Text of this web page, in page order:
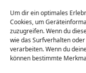
Um dir ein optimales
Cookies, um
zuzugreifen. Wenn du
wie das Surfverhalten
verarbeiten. Wenn du
können bestimmte
Shop des
überprüfe
direkt